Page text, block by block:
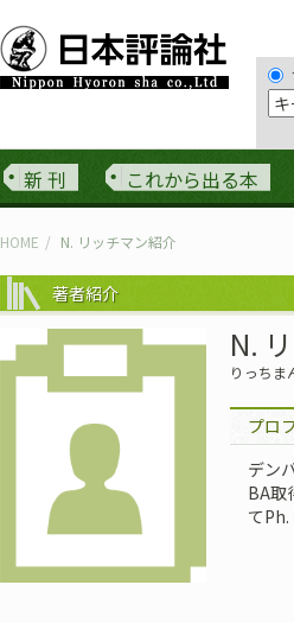
新 刊 これから出る本
HOME N. リッチマン紹介
著者紹介
N.
りっち
プロ
デン
BA取
てPh.